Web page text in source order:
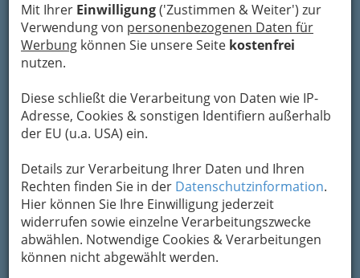
Mit Ihrer Einwilligung('Zustimmen & Weiter') zur
Verwendung von personenbezogenen Daten für
Werbung können Sie unsere Seite kostenfrei
nutzen.
Diese schließt die Verarbeitung von Daten wie IP-
Adresse, Cookies & sonstigen Identifiern außerhalb
der EU (u.a. USA) ein.
Details zur Verarbeitung Ihrer Daten und Ihren
Rechten finden Sie in der Datenschutzinformation.
Hier können Sie Ihre Einwilligung jederzeit
widerrufen sowie einzelne Verarbeitungszwecke
abwählen. Notwendige Cookies & Verarbeitungen
können nicht abgewählt werden.
Karte
Karte anzeigen